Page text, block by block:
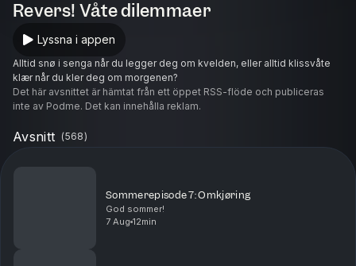
Revers! Våte dilemmaer
Lyssna i appen
Alltid snø i senga når du legger deg om kvelden, eller alltid klissvåte
klær når du kler deg om morgenen?
Det här avsnittet är hämtat från ett öppet RSS-flöde och publiceras
inte av Podme. Det kan innehålla reklam.
Avsnitt (568)
Sommerepisode 7: Omkjøring
God sommer!
7 Aug 12min